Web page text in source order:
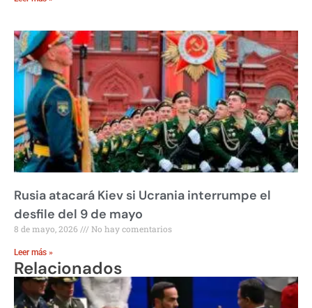
Rusia atacará Kiev si Ucrania interrumpe el
desfile del 9 de mayo
8 de mayo, 2026 No hay comentarios
Leer más »
Relacionados